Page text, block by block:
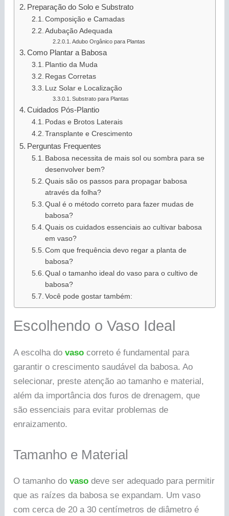
Preparação do Solo e Substrato
Composição e Camadas
Adubação Adequada
Adubo Orgânico para Plantas
Como Plantar a Babosa
Plantio da Muda
Regas Corretas
Luz Solar e Localização
Substrato para Plantas
Cuidados Pós-Plantio
Podas e Brotos Laterais
Transplante e Crescimento
Perguntas Frequentes
Babosa necessita de mais sol ou sombra para se
desenvolver bem?
Quais são os passos para propagar babosa
através da folha?
Qual é o método correto para fazer mudas de
babosa?
Quais os cuidados essenciais ao cultivar babosa
em vaso?
Com que frequência devo regar a planta de
babosa?
Qual o tamanho ideal do vaso para o cultivo de
babosa?
Você pode gostar também:
Escolhendo o Vaso Ideal
A escolha dovaso correto é fundamental para
garantir o crescimento saudável da babosa. Ao
selecionar, preste atenção ao tamanho e material,
além da importância dos furos de drenagem, que
são essenciais para evitar problemas de
enraizamento.
Tamanho e Material
O tamanho dovaso deve ser adequado para permitir
que as raízes da babosa se expandam. Um vaso
com cerca de 20 a 30 centímetros de diâmetro é